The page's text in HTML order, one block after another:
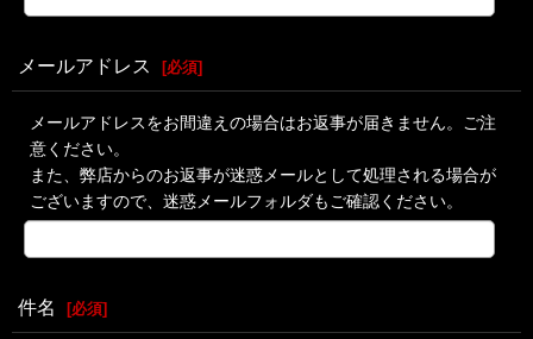
メールアドレス [必須]
メールアドレスをお間違えの場合はお返事が届きません。ご注
意ください。
また、弊店からのお返事が迷惑メールとして処理される場合が
ございますので、迷惑メールフォルダもご確認ください。
件名 [必須]